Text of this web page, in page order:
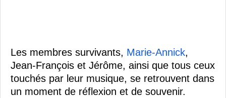
Les membres survivants, Marie-Annick,
Jean-François et Jérôme, ainsi que tous ceux
touchés par leur musique, se retrouvent dans
un moment de réflexion et de souvenir.